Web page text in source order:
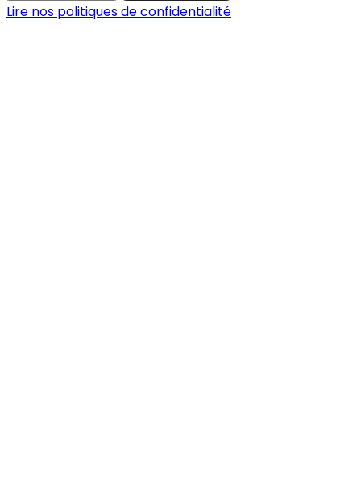
Lire nos politiques de confidentialité